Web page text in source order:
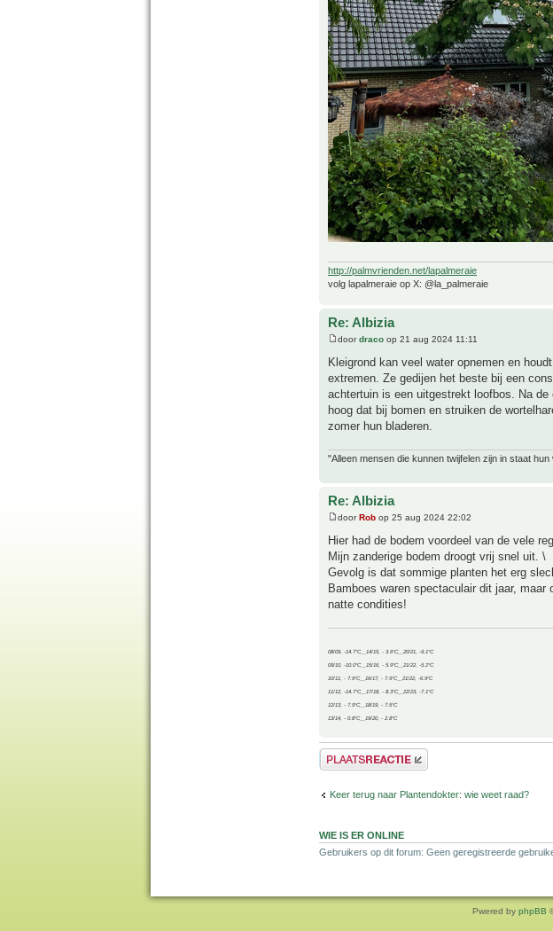
http://palmvrienden.net/lapalmeraie
volg lapalmeraie op X: @la_palmeraie
Re: Albizia
doordraco op 21 aug 2024 11:11
Kleigrond kan veel water opnemen en
extremen. Ze gedijen het beste bij een
achtertuin is een uitgestrekt loofbos. Na
hoog dat bij bomen en struiken de
zomer hun bladeren.
"Alleen mensen die kunnen twijfelen zijn in staat
Re: Albizia
doorRob op 25 aug 2024 22:02
Hier had de bodem voordeel van de vele
Mijn zanderige bodem droogt vrij snel uit. \
Gevolg is dat sommige planten het erg
Bamboes waren spectaculair dit jaar,
natte condities!
08/09, -14.7°C__14/15, - 3.6°C__20/21, -9.1°C
09/10, -10.0°C__15/16, - 5.9°C__21/22, -5.2°C
10/11, - 7.9°C__16/17, - 7.9°C__21/22, -6.9°C
11/12, -14.7°C__17/18, - 8.3°C__22/23, -7.1°C
12/13, - 7.9°C__18/19, - 7.5°C
13/14, - 0.8°C__19/20, - 2.8°C
Plaats een reactie
Keer terug naar Plantendokter: wie weet raad?
WIE IS ER ONLINE
Gebruikers op dit forum: Geen geregistreerde
Pwered by phpBB